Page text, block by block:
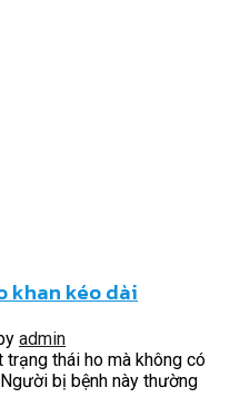
khan kéo dài
admin
trạng thái ho mà không có
bị bệnh này thường